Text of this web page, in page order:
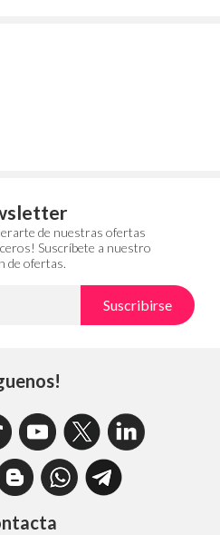
de nuestras ofertas
Suscríbete a nuestro
de ofertas.
Suscribirse